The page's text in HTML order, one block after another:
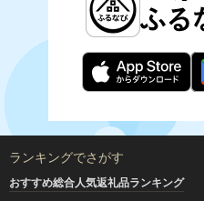
ランキングでさがす
おすすめ総合人気返礼品ランキング